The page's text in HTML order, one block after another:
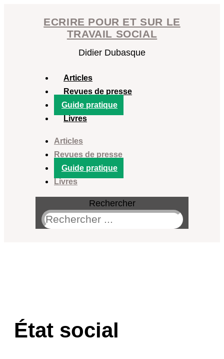
ECRIRE POUR ET SUR LE
TRAVAIL SOCIAL
Didier Dubasque
Articles
Revues de presse
Guide pratique
Livres
Articles
Revues de presse
Guide pratique
Livres
Rechercher
État social